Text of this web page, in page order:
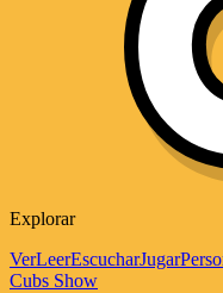
Explorar
VerLeerEscucharJugar
Cubs Show